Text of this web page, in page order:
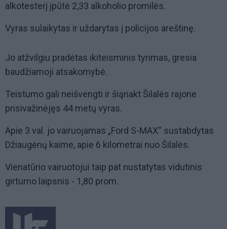
alkotesterį įpūtė 2,33 alkoholio promilės.
Vyras sulaikytas ir uždarytas į policijos areštinę.
Jo atžvilgiu pradėtas ikiteisminis tyrimas, gresia
baudžiamoji atsakomybė.
Teistumo gali neišvengti ir šiąnakt Šilalės rajone
prisivažinėjęs 44 metų vyras.
Apie 3 val. jo vairuojamas „Ford S-MAX“ sustabdytas
Džiaugėnų kaime, apie 6 kilometrai nuo Šilalės.
Vienatūrio vairuotojui taip pat nustatytas vidutinis
girtumo laipsnis - 1,80 prom.